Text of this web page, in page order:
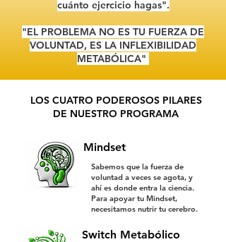
cuánto ejercicio hagas".
"EL PROBLEMA NO ES TU FUERZA DE
VOLUNTAD, ES LA INFLEXIBILIDAD
METABÓLICA"
LOS CUATRO PODEROSOS PILARES
DE NUESTRO PROGRAMA
Mindset
Sabemos que la fuerza de
voluntad a veces se agota, y
ahí es donde entra la ciencia.
Para apoyar tu Mindset,
necesitamos nutrir tu cerebro.
Switch Metabólico